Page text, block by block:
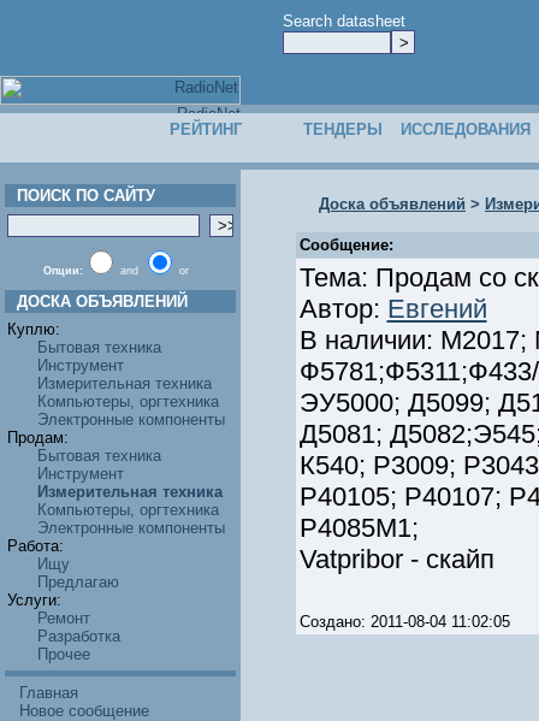
Search datasheet
РЕЙТИНГ ТЕНДЕРЫ ИССЛЕДОВАНИЯ
ПОИСК ПО САЙТУ
Опции: and or
ДОСКА ОБЪЯВЛЕНИЙ
Куплю:
Бытовая техника
Инструмент
Измерительная техника
Компьютеры, оргтехника
Электронные компоненты
Продам:
Бытовая техника
Инструмент
Измерительная техника
Компьютеры, оргтехника
Электронные компоненты
Работа:
Ищу
Предлагаю
Услуги:
Ремонт
Разработка
Прочее
Главная
Новое сообщение
Доска объявлений >
Сообщение:
Тема: Продам со
Автор: Евгений
В наличии:
ЭУ5000; Д5099;
Д5081;
К540; Р3009;
Р40105; Р40107;
Р4085М1;
Vatpribor - скайп
Создано: 2011-08-04 11:02:05